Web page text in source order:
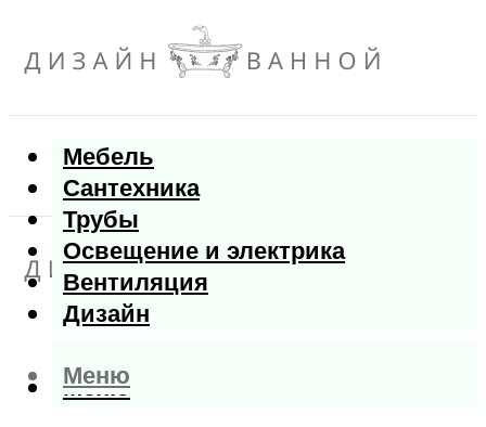
Мебель
Сантехника
Трубы
Освещение и электрика
Вентиляция
Дизайн
Меню
Меню